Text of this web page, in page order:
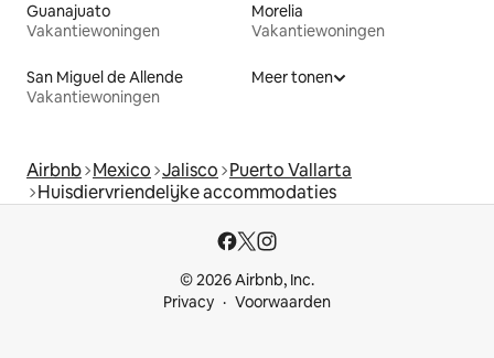
Guanajuato
Vakantiewoningen
Morelia
Vakantiewoningen
San Miguel de Allende
Vakantiewoningen
Meer tonen
Airbnb Mexico Jalisco Puerto Vallarta
Huisdiervriendelijke accommodaties
© 2026 Airbnb, Inc.
Privacy
Voorwaarden